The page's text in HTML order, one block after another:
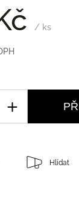
/ ks
Hlídat